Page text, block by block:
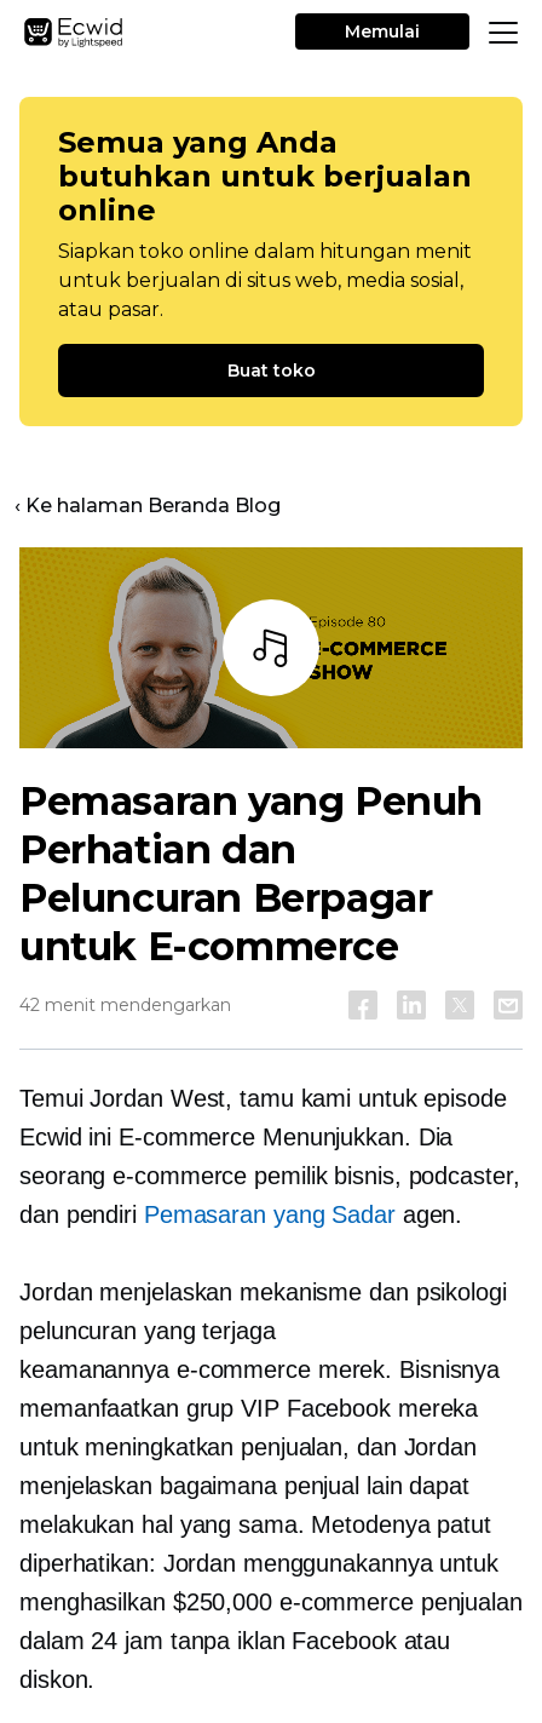
Memulai
Semua yang Anda
butuhkan untuk berjualan
online
Siapkan toko online dalam hitungan menit
untuk berjualan di situs web, media sosial,
atau pasar.
Buat toko
‹ Ke halaman Beranda Blog
Mendengarkan
Pemasaran yang Penuh
Perhatian dan
Peluncuran Berpagar
untuk E-commerce
42 menit mendengarkan
Temui Jordan West, tamu kami untuk episode
Ecwid ini E-commerce Menunjukkan. Dia
seorange-commerce pemilik bisnis, podcaster,
dan pendiri Pemasaran yang Sadaragen.
Jordan menjelaskan mekanisme dan psikologi
peluncuran yang terjaga
keamanannya e-commercemerek. Bisnisnya
memanfaatkan grup VIP Facebook mereka
untuk meningkatkan penjualan, dan Jordan
menjelaskan bagaimana penjual lain dapat
melakukan hal yang sama. Metodenya patut
diperhatikan: Jordan menggunakannya untuk
menghasilkan $250,000 e-commercepenjualan
dalam 24 jam tanpa iklan Facebook atau
diskon.